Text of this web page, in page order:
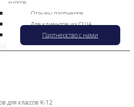
курсов
Отзывы партнеров
Для клиентов из США
Партнерство с нами
для классов K-12